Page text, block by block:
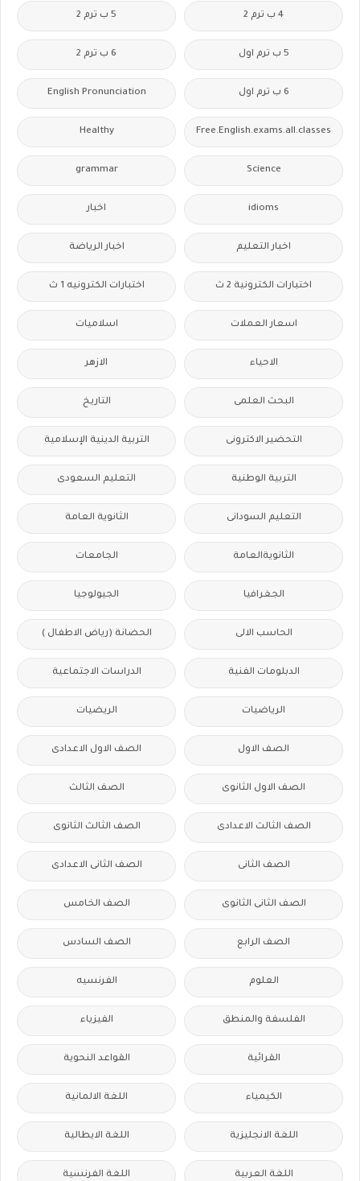
4 ب ترم 2 5 ب ترم 2
5 ب ترم اول 6 ب ترم 2
6 ب ترم اول English Pronunciation
Free.English.exams.all.classes
Healthy
Science
grammar
idioms اخبار
اخبار التعليم اخبار الرياضة
اختبارات الكترونية 2 ث اختبارات الكترونيه 1 ث
اسعار العملات اسلاميات
الاحياء الازهر
البحث العلمى التاريخ
التحضير الاكترونى التربية الدينية الإسلامية
التربية الوطنية التعليم السعودى
التعليم السودانى الثانوية العامة
الثانويةالعامة الجامعات
الجغرافيا الجيولوجيا
الحاسب الالى الحضانة (رياض الاطفال )
الدبلومات الفنية الدراسات الاجتماعية
الرياضيات الريضيات
الصف الاول الصف الاول الاعدادى
الصف الاول الثانوى الصف الثالث
الصف الثالث الاعدادى الصف الثالث الثانوى
الصف الثانى الصف الثانى الاعدادى
الصف الثانى الثانوى الصف الخامس
الصف الرابع الصف السادس
العلوم الفرنسيه
الفلسفة والمنطق الفيزياء
القرائية القواعد النحوية
الكيمياء اللغة الالمانية
اللغة الانجليزية اللغة الايطالية
اللغة العربية اللغة الفرنسية